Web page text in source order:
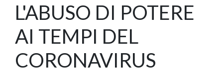
L'ABUSO DI POTERE
AI TEMPI DEL
CORONAVIRUS